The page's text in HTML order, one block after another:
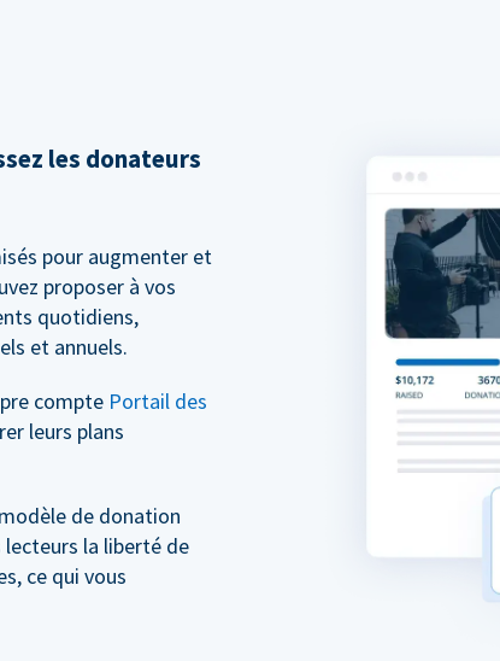
les donateurs
pour augmenter et
proposer à vos
quotidiens,
et annuels.
compte Portail des
leurs plans
de donation
la liberté de
ce qui vous